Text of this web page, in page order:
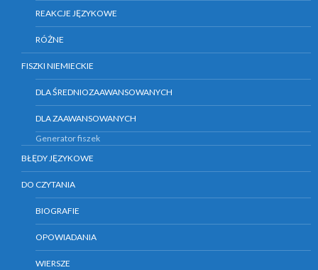
REAKCJE JĘZYKOWE
RÓŻNE
FISZKI NIEMIECKIE
DLA ŚREDNIOZAAWANSOWANYCH
DLA ZAAWANSOWANYCH
Generator fiszek
BŁĘDY JĘZYKOWE
DO CZYTANIA
BIOGRAFIE
OPOWIADANIA
WIERSZE